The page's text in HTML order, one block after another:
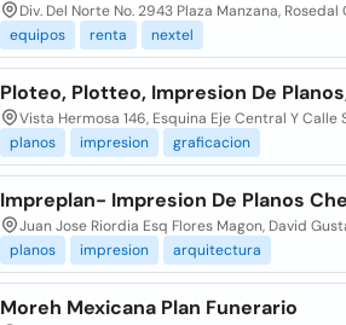
Div. Del Norte No. 2943 Plaza Manzana,
equipos
renta nextel
Ploteo, Plotteo, Impresion De
Vista Hermosa 146, Esquina Eje Central Y
planos
impresion graficacion
Impreplan- Impresion De Planos
Juan Jose Riordia Esq Flores Magon, David
planos
impresion arquitectura
Moreh Mexicana Plan Funerario